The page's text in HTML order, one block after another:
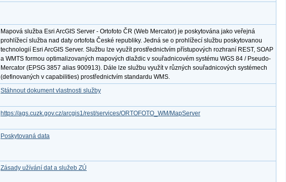
Mapová služba Esri ArcGIS Server - Ortofoto ČR (Web Mercator) je poskytována jako veřejná
prohlížecí služba nad daty ortofota České republiky. Jedná se o prohlížecí službu poskytovanou
technologií Esri ArcGIS Server. Službu lze využít prostřednictvím přístupových rozhraní REST, SOAP
a WMTS formou optimalizovaných mapových dlaždic v souřadnicovém systému WGS 84 / Pseudo-
Mercator (EPSG 3857 alias 900913). Dále lze službu využít v různých souřadnicových systémech
(definovaných v capabilities) prostřednictvím standardu WMS.
Stáhnout dokument vlastnosti služby
https://ags.cuzk.gov.cz/arcgis1/rest/services/ORTOFOTO_WM/MapServer
Poskytovaná data
Zásady užívání dat a služeb ZÚ